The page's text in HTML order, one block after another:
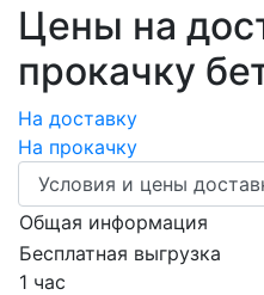
Цены на
прокачку
На доставку
На прокачку
Общая информация
Бесплатная выгрузка
1 час